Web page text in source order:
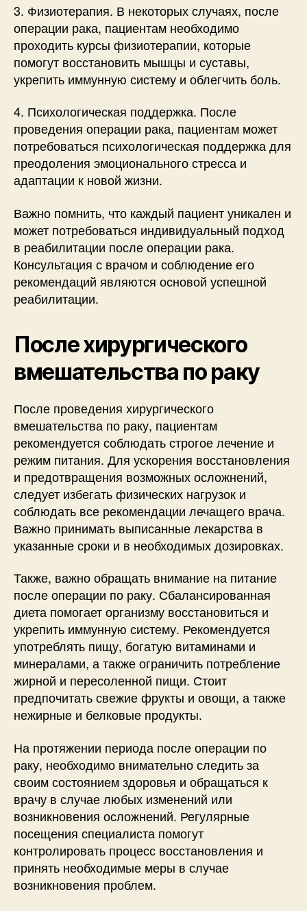
3. Физиотерапия. В некоторых случаях, после
операции рака, пациентам необходимо
проходить курсы физиотерапии, которые
помогут восстановить мышцы и суставы,
укрепить иммунную систему и облегчить боль.
4. Психологическая поддержка. После
проведения операции рака, пациентам может
потребоваться психологическая поддержка для
преодоления эмоционального стресса и
адаптации к новой жизни.
Важно помнить, что каждый пациент уникален и
может потребоваться индивидуальный подход
в реабилитации после операции рака.
Консультация с врачом и соблюдение его
рекомендаций являются основой успешной
реабилитации.
После хирургического
вмешательства по раку
После проведения хирургического
вмешательства по раку, пациентам
рекомендуется соблюдать строгое лечение и
режим питания. Для ускорения восстановления
и предотвращения возможных осложнений,
следует избегать физических нагрузок и
соблюдать все рекомендации лечащего врача.
Важно принимать выписанные лекарства в
указанные сроки и в необходимых дозировках.
Также, важно обращать внимание на питание
после операции по раку. Сбалансированная
диета помогает организму восстановиться и
укрепить иммунную систему. Рекомендуется
употреблять пищу, богатую витаминами и
минералами, а также ограничить потребление
жирной и пересоленной пищи. Стоит
предпочитать свежие фрукты и овощи, а также
нежирные и белковые продукты.
На протяжении периода после операции по
раку, необходимо внимательно следить за
своим состоянием здоровья и обращаться к
врачу в случае любых изменений или
возникновения осложнений. Регулярные
посещения специалиста помогут
контролировать процесс восстановления и
принять необходимые меры в случае
возникновения проблем.